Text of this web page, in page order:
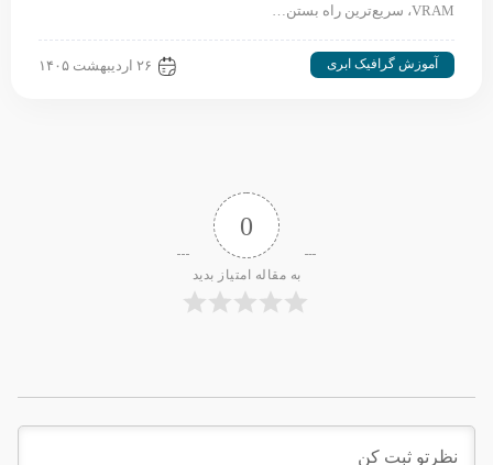
VRAM، سریع‌ترین راه بستن…
آموزش گرافیک ابری ۲۶ اردیبهشت ۱۴۰۵
0
به مقاله امتیاز بدید